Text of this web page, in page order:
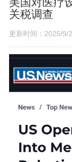
关税调查
更新时间：2025/9/